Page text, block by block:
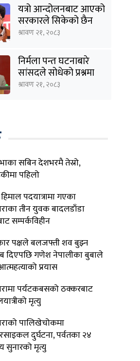
यत्रो आन्दोलनबाट आएको
सरकारले सिकेको छैन
भने सिकून्, क्षमता भएन
भएन ?: मिराज ढुंगाना
श्रावण २१, २०८३
निर्मला पन्त घटनाबारे
सांसदले सोधेको प्रश्नमा
गृहमन्त्रीले भने- हजुरहरू
श्रावण २१, २०८३
सबिन देशभरमै तेस्रो,
पहिलो
हिमाल पदयात्रामा गएका
तीन युवक बादलडाँडा
सम्पर्कविहीन
पक्षले बलजफ्ती शव बुझ्न
दिएपछि गणेश नेपालीका बुबाले
प्रयास
पर्यटकबसको ठक्करबाट
मृत्यु
पालिखेचोकमा
दुर्घटना, पर्वतका २४
सुनारको मृत्यु